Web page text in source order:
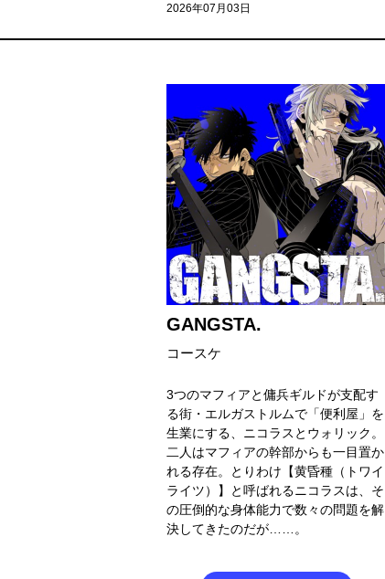
2026年07月03日
GANGSTA.
コースケ
3つのマフィアと傭兵ギルドが支配す
る街・エルガストルムで「便利屋」を
生業にする、ニコラスとウォリック。
二人はマフィアの幹部からも一目置か
れる存在。とりわけ【黄昏種（トワイ
ライツ）】と呼ばれるニコラスは、そ
の圧倒的な身体能力で数々の問題を解
決してきたのだが……。